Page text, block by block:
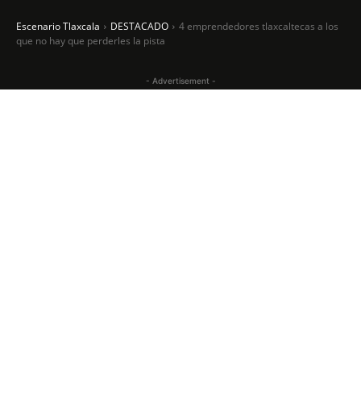
Escenario Tlaxcala DESTACADO
4 emprendedores tlaxcaltecas a los
que no hay que perderles la pista
- Advertisement -